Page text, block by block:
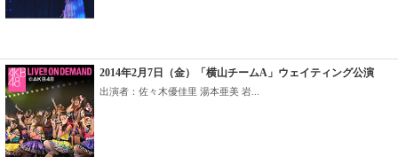
2014年2月7日（金）「横山チームA」ウェイティング公演
出演者：佐々木優佳里 湯本亜美 岩...